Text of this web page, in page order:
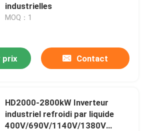
fréquence variable
de vecteur
de fréquence
industrielles
MOQ：1
prix Contact
HD2000-2800kW Inverteur
industriel refroidi par liquide
400V/690V/1140V/1380V